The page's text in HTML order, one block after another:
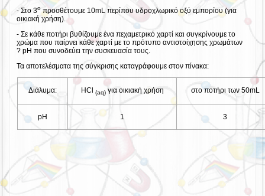
- Στο 3οπροσθέτουμε 10mL περίπου υδροχλωρικό οξύ εμπορίου (για
οικιακή χρήση).
- Σε κάθε ποτήρι βυθίζουμε ένα πεχαμετρικό χαρτί και συγκρίνουμε το
χρώμα που παίρνει κάθε χαρτί με το πρότυπο αντιστοίχησης χρωμάτων
? pH που συνοδεύει την συσκευασία τους.
Τα αποτελέσματα της σύγκρισης καταγράφουμε στον πίνακα:
Διάλυμα: HCl (aq)για οικιακή χρήση στο ποτήρι των 50mL
pH 1 3